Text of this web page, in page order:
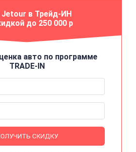
Jetour в Трейд-ИН
до 250 000 р
авто по программе
TRADE-IN
СКИДКУ